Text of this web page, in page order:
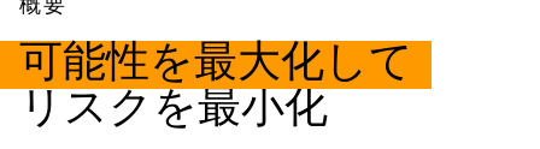
概要
可能性を最大化して
リスクを最小化